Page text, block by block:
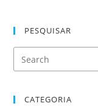
PESQUISAR
CATEGORIA